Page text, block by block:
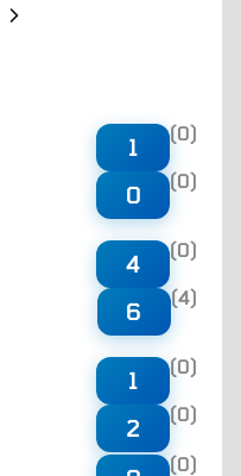
1
(0)
0
(0)
4
(0)
6
(4)
1
(0)
2
(0)
(0)